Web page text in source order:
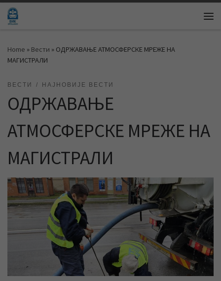
Skip to content
Home » Вести » ОДРЖАВАЊЕ АТМОСФЕРСКЕ МРЕЖЕ НА
МАГИСТРАЛИ
ВЕСТИ НАЈНОВИЈЕ ВЕСТИ
ОДРЖАВАЊЕ
АТМОСФЕРСКЕ МРЕЖЕ НА
МАГИСТРАЛИ